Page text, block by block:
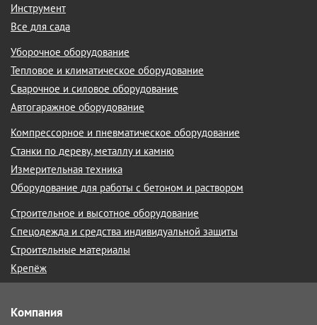
Инструмент
Все для сада
Уборочное оборудование
Тепловое и климатическое оборудование
Сварочное и силовое оборудование
Автогаражное оборудование
Компрессорное и пневматическое оборудование
Станки по дереву, металлу и камню
Измерительная техника
Оборудование для работы с бетоном и раствором
Строительное и высотное оборудование
Спецодежда и средства индивидуальной защиты
Строительные материалы
Крепёж
Компания